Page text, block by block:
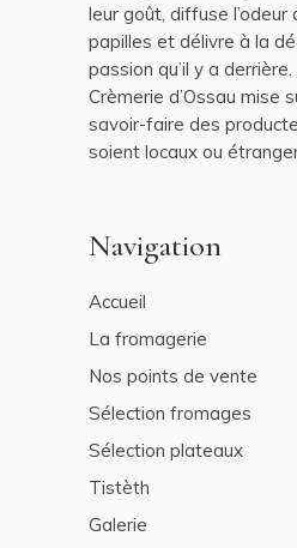
leur goût, diffuse l’odeur
papilles et délivre à la
passion qu’il y a
Crèmerie d’Ossau mise
savoir-faire des
soient locaux ou
Navigation
Accueil
La fromagerie
Nos points de vente
Sélection fromages
Sélection plateaux
Tistèth
Galerie